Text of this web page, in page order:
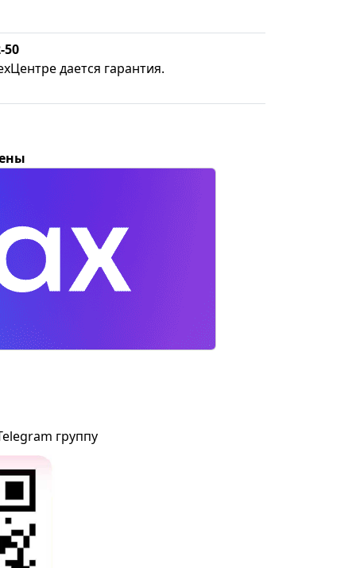
50
дается гарантия.
группу